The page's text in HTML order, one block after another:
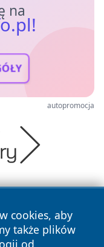
na
autopromocja
cookies, aby
także plików
od